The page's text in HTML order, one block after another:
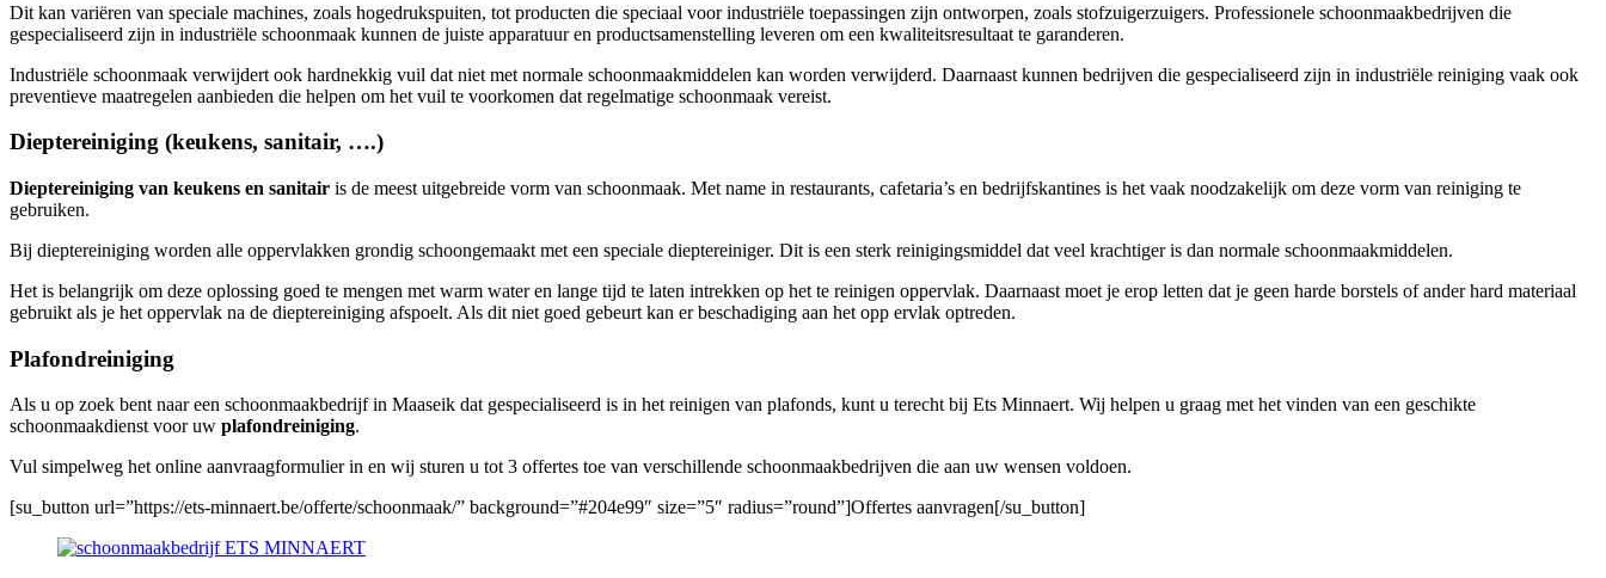
Dit kan variëren van speciale machines, zoals hogedrukspuiten, tot producten die speciaal voor industriële toepassingen zijn ontworpen, zoals stofzuigerzuigers. Professionele schoonmaakbedrijven die
gespecialiseerd zijn in industriële schoonmaak kunnen de juiste apparatuur en productsamenstelling leveren om een ​​kwaliteitsresultaat te garanderen.
Industriële schoonmaak verwijdert ook hardnekkig vuil dat niet met normale schoonmaakmiddelen kan worden verwijderd. Daarnaast kunnen bedrijven die gespecialiseerd zijn in industriële reiniging vaak ook
preventieve maatregelen aanbieden die helpen om het vuil te voorkomen dat regelmatige schoonmaak vereist.
Dieptereiniging (keukens, sanitair, ….)
Dieptereiniging van keukens en sanitair is de meest uitgebreide vorm van schoonmaak. Met name in restaurants, cafetaria’s en bedrijfskantines is het vaak noodzakelijk om deze vorm van reiniging te
gebruiken.
Bij dieptereiniging worden alle oppervlakken grondig schoongemaakt met een speciale dieptereiniger. Dit is een sterk reinigingsmiddel dat veel krachtiger is dan normale schoonmaakmiddelen.
Het is belangrijk om deze oplossing goed te mengen met warm water en lange tijd te laten intrekken op het te reinigen oppervlak. Daarnaast moet je erop letten dat je geen harde borstels of ander hard materiaal
gebruikt als je het oppervlak na de dieptereiniging afspoelt. Als dit niet goed gebeurt kan er beschadiging aan het opp ervlak optreden.
Plafondreiniging
Als u op zoek bent naar een schoonmaakbedrijf in Maaseik dat gespecialiseerd is in het reinigen van plafonds, kunt u terecht bij Ets Minnaert. Wij helpen u graag met het vinden van een geschikte
schoonmaakdienst voor uw plafondreiniging.
Vul simpelweg het online aanvraagformulier in en wij sturen u tot 3 offertes toe van verschillende schoonmaakbedrijven die aan uw wensen voldoen.
[su_button url=”https://ets-minnaert.be/offerte/schoonmaak/” background=”#204e99″ size=”5″ radius=”round”]Offertes aanvragen[/su_button]